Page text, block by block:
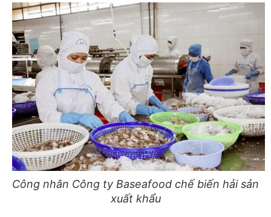
Công nhân Công ty Baseafood chế biến hải sản
xuất khẩu